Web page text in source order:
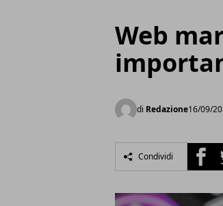
Web
di Redazione16/09/
Condividi